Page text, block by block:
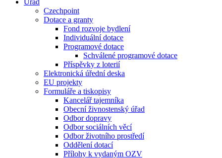
Úřad
Czechpoint
Dotace a granty
Fond rozvoje bydlení
Individuální dotace
Programové dotace
Schválené programové dotace
Příspěvky z loterií
Elektronická úřední deska
EU projekty
Formuláře a tiskopisy
Kancelář tajemníka
Obecní živnostenský úřad
Odbor dopravy
Odbor sociálních věcí
Odbor životního prostředí
Oddělení dotací
Přílohy k vydaným OZV